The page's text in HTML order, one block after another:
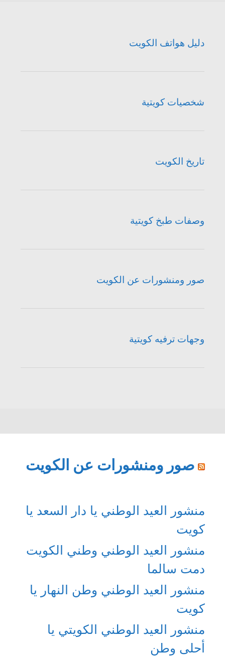
دليل هواتف الكويت
شخصيات كويتية
تاريخ الكويت
وصفات طبخ كويتية
صور ومنشورات عن الكويت
وجهات ترفيه كويتية
صور ومنشورات عن الكويت
منشور العيد الوطني يا دار السعد يا
كويت
منشور العيد الوطني وطني الكويت
دمت سالما
منشور العيد الوطني وطن النهار يا
كويت
منشور العيد الوطني الكويتي يا
أحلى وطن